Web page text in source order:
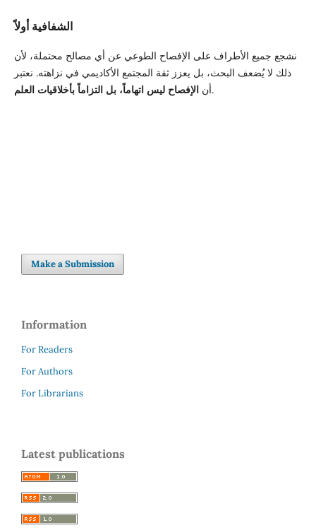
الشفافية أولاً
نشجع جميع الأطراف على الإفصاح الطوعي عن أي مصالح محتملة، لأن
ذلك لا يُضعف البحث، بل يعزز ثقة المجتمع الأكاديمي في نزاهته. نعتبر
أنالإفصاح ليس اتهاماً، بل التزاماً بأخلاقيات العلم .
Make a Submission
Information
For Readers
For Authors
For Librarians
Latest publications